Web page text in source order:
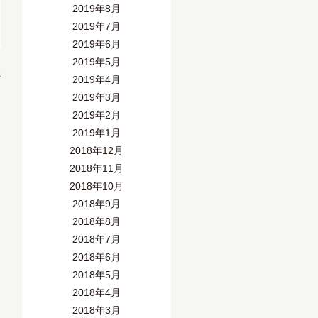
2019年8月
2019年7月
2019年6月
2019年5月
2019年4月
2019年3月
2019年2月
2019年1月
2018年12月
2018年11月
2018年10月
2018年9月
2018年8月
2018年7月
2018年6月
2018年5月
2018年4月
2018年3月